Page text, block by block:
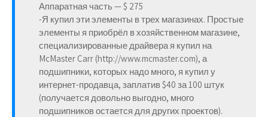
Аппаратная часть — $ 275
-Я купил эти элементы в трех магазинах. Простые
элементы я приобрёл в хозяйственном магазине,
специализированные драйвера я купил на
McMaster Carr (http://www.mcmaster.com), а
подшипники, которых надо много, я купил у
интернет-продавца, заплатив $40 за 100 штук
(получается довольно выгодно, много
подшипников остается для других проектов).